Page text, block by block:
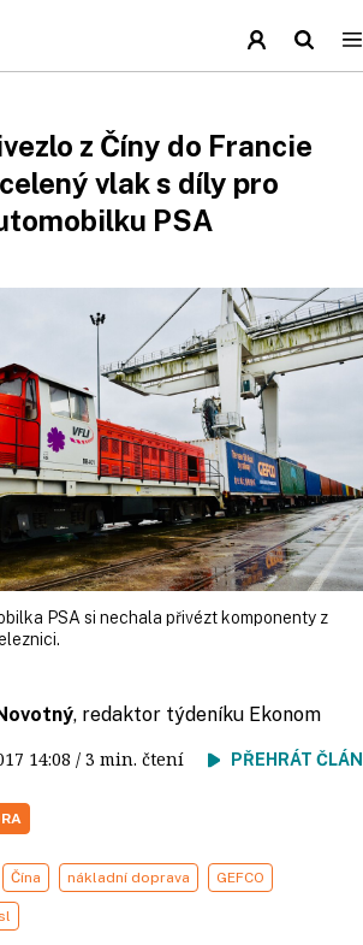
z Číny do Francie
vlak s díly pro
PSA
PSA si nechala přivézt komponenty z
, redaktor týdeníku Ekonom
14:08 / 3 min. čtení PŘEHRÁT
Čína nákladní doprava GEFCO